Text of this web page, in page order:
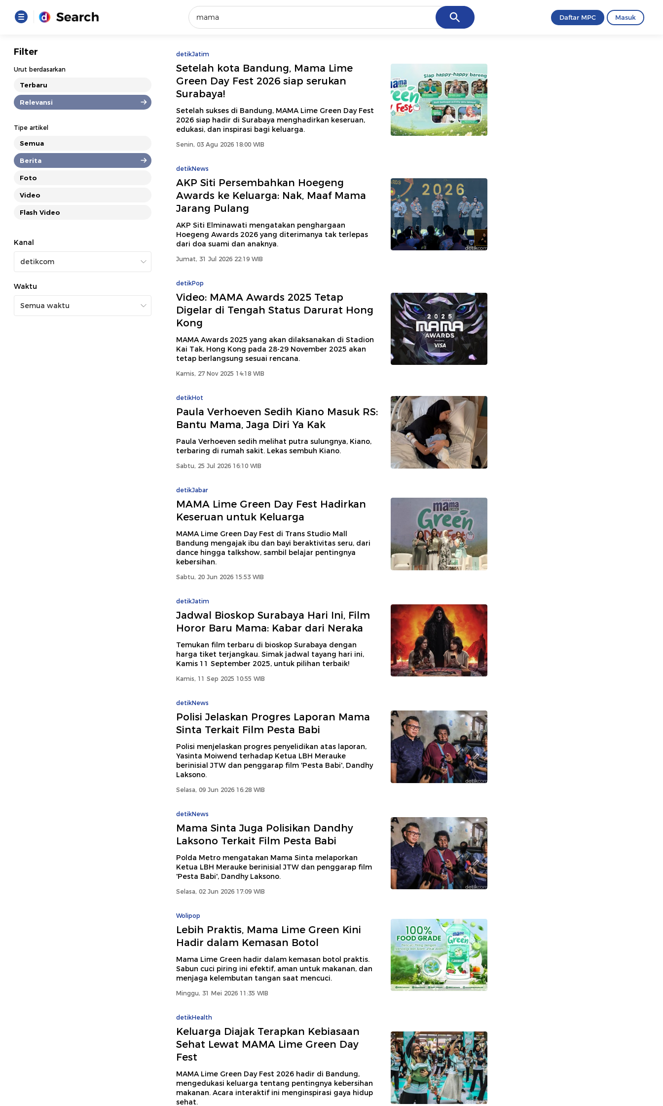
Cancel
Promoted
Terakhir yang dicari
Loading...
Daftar MPC Masuk
Filter
Urut berdasarkan
Terbaru
Relevansi
Tipe artikel
Semua
Berita
Foto
Video
Flash Video
Kanal
Waktu
detikJatim
Setelah kota Bandung, Mama Lime
Green Day Fest 2026 siap serukan
Surabaya!
Setelah sukses di Bandung, MAMA Lime Green Day Fest
2026 siap hadir di Surabaya menghadirkan keseruan,
edukasi, dan inspirasi bagi keluarga.
Senin, 03 Agu 2026 18:00 WIB
detikNews
AKP Siti Persembahkan Hoegeng
Awards ke Keluarga: Nak, Maaf Mama
Jarang Pulang
AKP Siti Elminawati mengatakan penghargaan
Hoegeng Awards 2026 yang diterimanya tak terlepas
dari doa suami dan anaknya.
Jumat, 31 Jul 2026 22:19 WIB
detikPop
Video: MAMA Awards 2025 Tetap
Digelar di Tengah Status Darurat Hong
Kong
MAMA Awards 2025 yang akan dilaksanakan di Stadion
Kai Tak, Hong Kong pada 28-29 November 2025 akan
tetap berlangsung sesuai rencana.
Kamis, 27 Nov 2025 14:18 WIB
detikHot
Paula Verhoeven Sedih Kiano Masuk RS:
Bantu Mama, Jaga Diri Ya Kak
Paula Verhoeven sedih melihat putra sulungnya, Kiano,
terbaring di rumah sakit. Lekas sembuh Kiano.
Sabtu, 25 Jul 2026 16:10 WIB
detikJabar
MAMA Lime Green Day Fest Hadirkan
Keseruan untuk Keluarga
MAMA Lime Green Day Fest di Trans Studio Mall
Bandung mengajak ibu dan bayi beraktivitas seru, dari
dance hingga talkshow, sambil belajar pentingnya
kebersihan.
Sabtu, 20 Jun 2026 15:53 WIB
detikJatim
Jadwal Bioskop Surabaya Hari Ini, Film
Horor Baru Mama: Kabar dari Neraka
Temukan film terbaru di bioskop Surabaya dengan
harga tiket terjangkau. Simak jadwal tayang hari ini,
Kamis 11 September 2025, untuk pilihan terbaik!
Kamis, 11 Sep 2025 10:55 WIB
detikNews
Polisi Jelaskan Progres Laporan Mama
Sinta Terkait Film Pesta Babi
Polisi menjelaskan progres penyelidikan atas laporan,
Yasinta Moiwend terhadap Ketua LBH Merauke
berinisial JTW dan penggarap film 'Pesta Babi', Dandhy
Laksono.
Selasa, 09 Jun 2026 16:28 WIB
detikNews
Mama Sinta Juga Polisikan Dandhy
Laksono Terkait Film Pesta Babi
Polda Metro mengatakan Mama Sinta melaporkan
Ketua LBH Merauke berinisial JTW dan penggarap film
'Pesta Babi', Dandhy Laksono.
Selasa, 02 Jun 2026 17:09 WIB
Wolipop
Lebih Praktis, Mama Lime Green Kini
Hadir dalam Kemasan Botol
Mama Lime Green hadir dalam kemasan botol praktis.
Sabun cuci piring ini efektif, aman untuk makanan, dan
menjaga kelembutan tangan saat mencuci.
Minggu, 31 Mei 2026 11:35 WIB
detikHealth
Keluarga Diajak Terapkan Kebiasaan
Sehat Lewat MAMA Lime Green Day
Fest
MAMA Lime Green Day Fest 2026 hadir di Bandung,
mengedukasi keluarga tentang pentingnya kebersihan
makanan. Acara interaktif ini menginspirasi gaya hidup
sehat.